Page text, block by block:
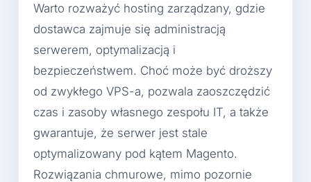
Warto rozważyć hosting zarządzany, gdzie
dostawca zajmuje się administracją
serwerem, optymalizacją i
bezpieczeństwem. Choć może być droższy
od zwykłego VPS-a, pozwala zaoszczędzić
czas i zasoby własnego zespołu IT, a także
gwarantuje, że serwer jest stale
optymalizowany pod kątem Magento.
Rozwiązania chmurowe, mimo pozornie